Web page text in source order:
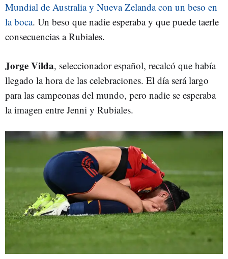
Mundial de Australia y Nueva Zelanda con un beso en
la boca. Un beso que nadie esperaba y que puede taerle
consecuencias a Rubiales.
Jorge Vilda, seleccionador español, recalcó que había
llegado la hora de las celebraciones. El día será largo
para las campeonas del mundo, pero nadie se esperaba
la imagen entre Jenni y Rubiales.